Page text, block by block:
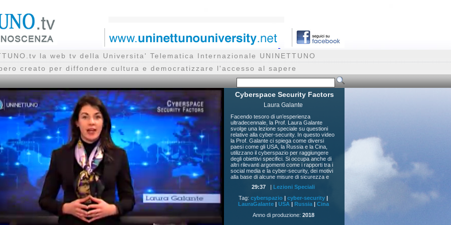
la web tv della Universita' Telematica Internazionale UNINETTUNO
creato per diffondere cultura e democratizzare l'accesso al sapere
Cyberspace Security Factors
Laura Galante
Facendo tesoro di un’esperienza
ultradecennale, la Prof. Laura Galante
svolge una lezione speciale su questioni
relative alla cyber-security. In questo video
la Prof. Galante ci spiega come diversi
paesi come gli USA, la Russia e la Cina,
utilizzano il cyberspazio per raggiungere
degli obiettivi specifici. Si occupa anche di
altri rilevanti argomenti come i rapporti tra i
social media e la cyber-security, dei motivi
alla base di alcune misure di sicurezza e
29:37 | Lezioni Speciali
Tag: cyberspazio | cyber-security |
LauraGalante| USA | Russia| Cina
Anno di produzione: 2018